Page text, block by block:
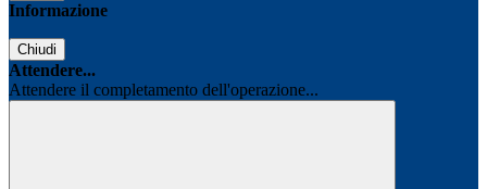
Informazione
Chiudi
Attendere...
Attendere il completamento dell'operazione...